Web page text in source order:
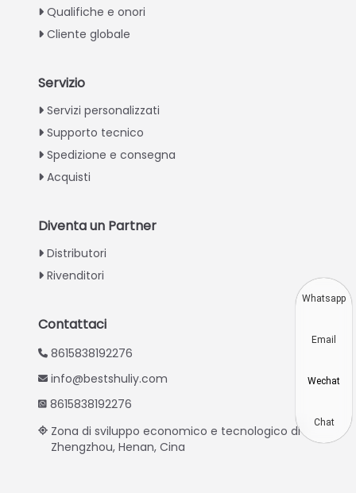
Qualifiche e onori
Cliente globale
Servizio
Servizi personalizzati
Supporto tecnico
Spedizione e consegna
Acquisti
Diventa un Partner
Distributori
Rivenditori
Contattaci
8615838192276
info@bestshuliy.com
8615838192276
Zona di sviluppo economico e tecnologico di
Zhengzhou, Henan, Cina
Portuguese
Spanish
Korean
Turkish
Swahili
Urdu
Greek
Whatsapp
Email
Wechat
Chat